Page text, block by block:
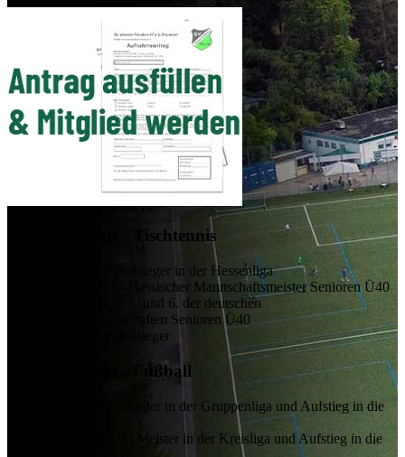
Größte Erfolge - Tischtennis
Hessischer Pokalsieger in der Hessenliga
Hessischer Mannschaftsmeister Senioren Ü40
5. und 6. der deutschen
Mannschaftsmeisterschaften Senioren Ü40
Hessischer Pokalsieger
Größte Erfolge - Fußball
Meister in der Gruppenliga und Aufstieg in die
Meister in der Kreisliga und Aufstieg in die